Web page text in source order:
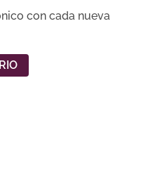
con cada nueva